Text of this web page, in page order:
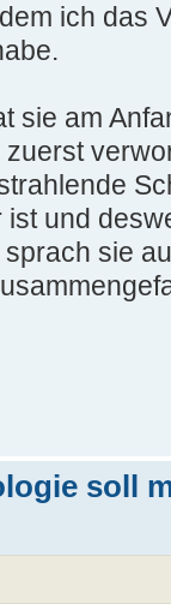
ich das
sie am
und
sie
soll